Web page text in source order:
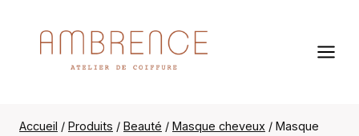
contenu
Accueil / Produits / Beauté / Masque cheveux / Masque